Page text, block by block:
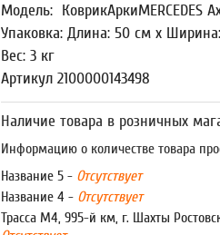
Модель: КоврикАркиMERCEDES
Упаковка: Длина: 50 см x
Вес: 3 кг
Артикул 2100000143498
Наличие товара в розничных
Информацию о количестве товара
Название 5 - Отсутствует
Название 4 - Отсутствует
Трасса М4, 995-й км, г. Шахты